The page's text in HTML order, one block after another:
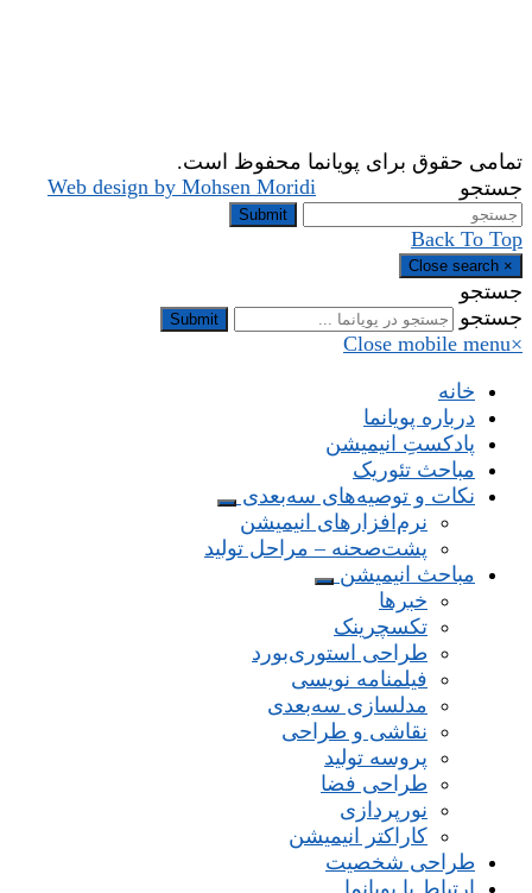
تمامی حقوق برای پویانما محفوظ است.
Web design by Mohsen Moridi
جستجو
Submit
Back To Top
×
Close search
جستجو
جستجو
Submit
×
Close mobile menu
خانه
درباره پویانما
پادکستِ انیمیشن
مباحث تئوریک
نکات و توصیه‌های‌ سه‌بعدی
نرم‌افزارهای انیمیشن
پشت‌صحنه – مراحل تولید
مباحث انیمیشن
خبرها
تکسچرینک
طراحی استوری‌بورد
فیلمنامه نویسی
مدلسازی سه‌بعدی
نقاشی و طراحی
پروسه تولید
طراحی فضا
نورپردازی
کاراکتر انیمیشن
طراحی شخصیت